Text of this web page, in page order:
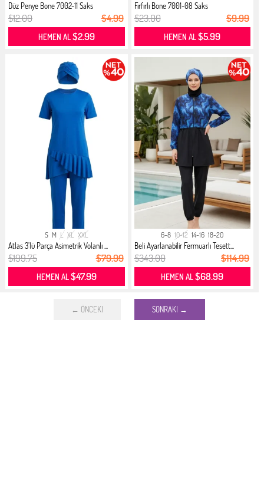
Düz Penye Bone 7002-11 Saks
$12.00 $4.99
HEMEN AL$2.99
Fırfırlı Bone 7001-08 Saks
$23.00 $9.99
HEMEN AL$5.99
S M L XL XXL
Atlas 3’lü Parça Asimetrik Volanlı ...
$199.75 $79.99
HEMEN AL$47.99
6-8 10-12 14-16 18-20
Beli Ayarlanabilir Fermuarlı Tesett...
$343.00 $114.99
HEMEN AL$68.99
← ÖNCEKI SONRAKI →